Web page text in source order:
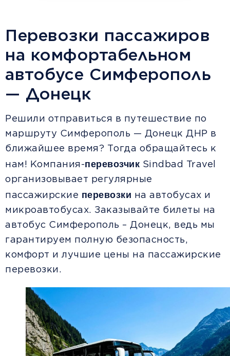
Перевозки пассажиров
на комфортабельном
автобусе Симферополь
— Донецк
Решили отправиться в путешествие по
маршруту Симферополь — Донецк ДНР в
ближайшее время? Тогда обращайтесь к
нам! Компания-перевозчик Sindbad Travel
организовывает регулярные
пассажирские перевозки на автобусах и
микроавтобусах. Заказывайте билеты на
автобус Симферополь – Донецк, ведь мы
гарантируем полную безопасность,
комфорт и лучшие цены на пассажирские
перевозки.